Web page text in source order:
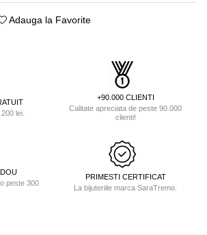
Adauga la Favorite
lei.
+90.000 CLIENTI
Calitate apreciata de peste 90.000
clienti!
peste 300
PRIMESTI CERTIFICAT
La bijuteriile marca SaraTremo.